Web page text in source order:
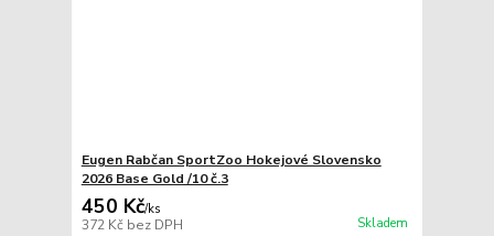
Eugen Rabčan SportZoo Hokejové Slovensko
2026 Base Gold /10 č.3
450 Kč/ks
372 Kč bez DPH Skladem